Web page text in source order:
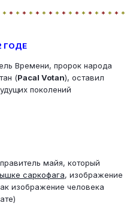
* * * * * * * * * * * * * * * * * * *
ГОДЕ
Времени, пророк народа
(Pacal Votan), оставил
поколений
майя, который
саркофага, изображение
изображение человека